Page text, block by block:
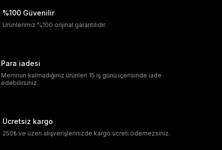
%100 Güvenilir
Ürünlerimiz %100 orijinal garantilidir.
Para iadesi
Memnun kalmadığınız ürünleri 15 iş günü içerisinde iade
edebilirsiniz.
Ücretsiz kargo
250₺ ve üzeri alışverişlerinizde kargo ücreti ödemezsiniz.